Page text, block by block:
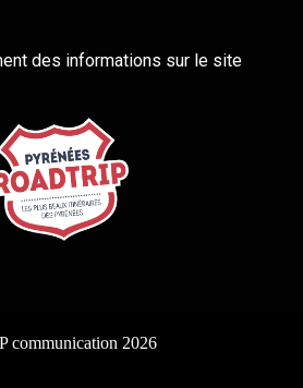
des informations sur le site
communication 2026